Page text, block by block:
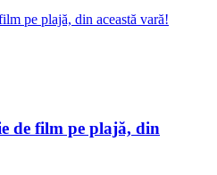
de film pe plajă, din